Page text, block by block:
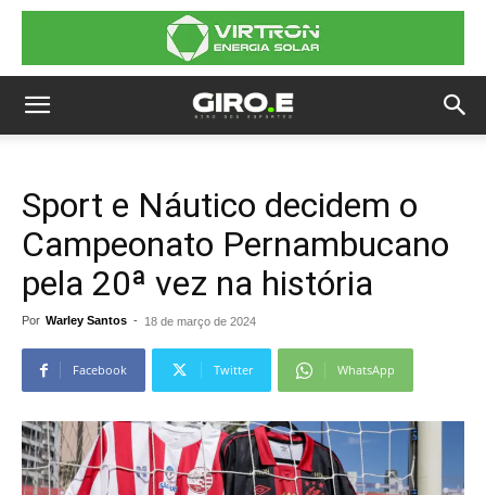
Sport e Náutico decidem o
Campeonato Pernambucano
pela 20ª vez na história
Por Warley Santos - 18 de março de 2024
Facebook Twitter WhatsApp